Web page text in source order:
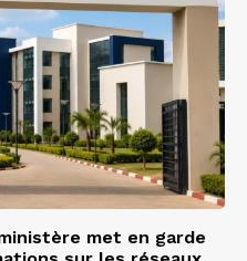
met en garde